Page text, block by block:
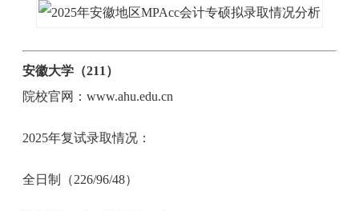
安徽大学（211）
院校官网：www.ahu.edu.cn
2025年复试录取情况：
全日制（226/96/48）